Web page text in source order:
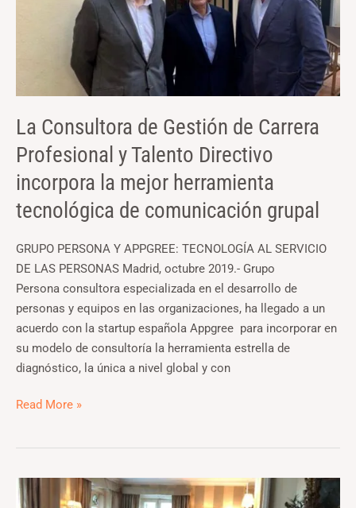
La Consultora de Gestión de Carrera
Profesional y Talento Directivo
incorpora la mejor herramienta
tecnológica de comunicación grupal
GRUPO PERSONA Y APPGREE: TECNOLOGÍA AL SERVICIO
DE LAS PERSONAS Madrid, octubre 2019.- Grupo
Persona consultora especializada en el desarrollo de
personas y equipos en las organizaciones, ha llegado a un
acuerdo con la startup española Appgree para incorporar en
su modelo de consultoría la herramienta estrella de
diagnóstico, la única a nivel global y con
mejor
herramienta
de
comunicación
Read More »
Protected: